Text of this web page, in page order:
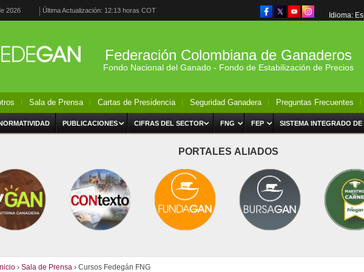
2026 Última Actualización: 12:13 horas COT
Idioma:
Federación Colombiana de Ganaderos
Fondo Nacional del Ganado - Fondo de Estabilización de Precios
Sala de Prensa Cartas de Presidencia Seguridad Ganadera Preguntas Frecuentes
PUBLICACIONES CIFRAS DEL SECTOR FNG FEP SISTEMA INTEGRADO DE
PORTALES ALIADOS
Inicio ›Sala de Prensa › Cursos Fedegán FNG